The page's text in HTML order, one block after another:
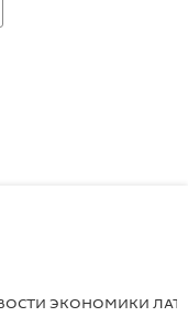
ЭКОНОМИКИ